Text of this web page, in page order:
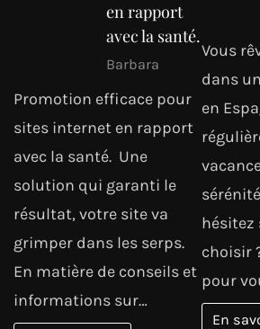
en rapport
avec la santé.
Barbara
Promotion efficace pour
sites internet en rapport
avec la santé. Une
solution qui garanti le
résultat, votre site va
grimper dans les serps.
En matière de conseils et
informations sur…
Vous
dans
en
hésitez
choisir
pour
En